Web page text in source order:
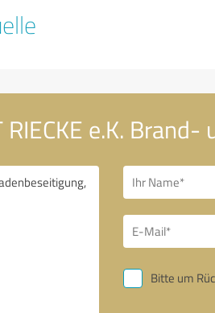
e.K.
Bitte um